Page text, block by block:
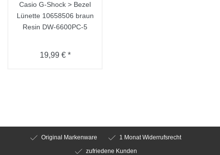
Casio G-Shock > Bezel
Lünette 10658506 braun
Resin DW-6600PC-5
19,99 € *
Original Markenware
1 Monat Widerrufsrecht
zufriedene Kunden